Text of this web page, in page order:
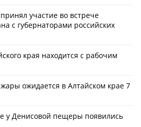
участие во встрече
с губернаторами российских
края находится с рабочим
ожидается в Алтайском крае 7
у Денисовой пещеры появились